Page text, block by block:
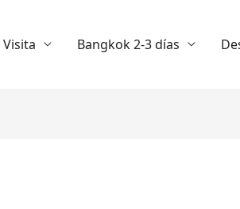
Bangkok 2-3 días